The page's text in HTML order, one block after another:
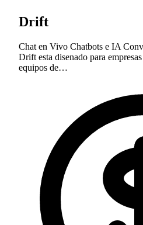
Drift
Chat en Vivo Chatbots e IA
Drift esta disenado para
equipos de…